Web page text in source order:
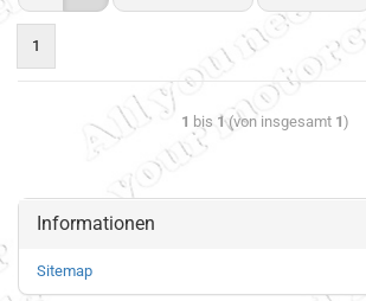
1
1 bis 1(von insgesamt 1)
Informationen
Sitemap